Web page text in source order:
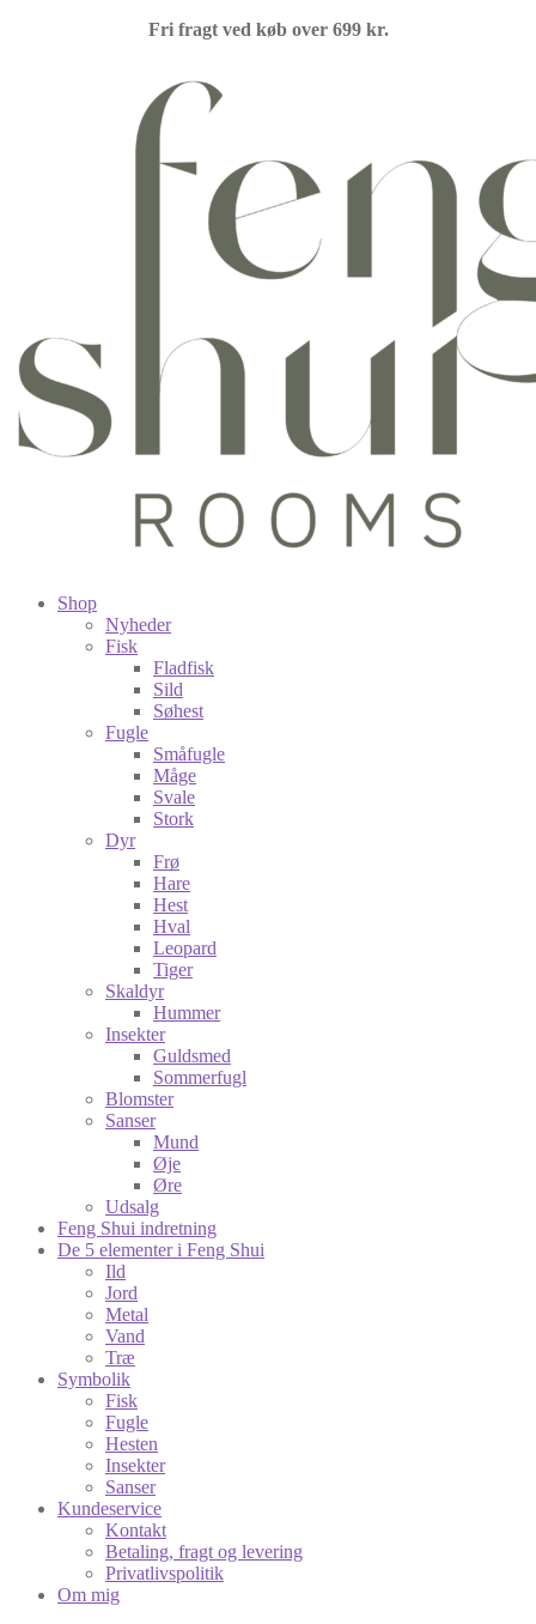
Fri fragt ved køb over 699 kr.
Shop
Nyheder
Fisk
Fladfisk
Sild
Søhest
Fugle
Småfugle
Måge
Svale
Stork
Dyr
Frø
Hare
Hest
Hval
Leopard
Tiger
Skaldyr
Hummer
Insekter
Guldsmed
Sommerfugl
Blomster
Sanser
Mund
Øje
Øre
Udsalg
Feng Shui indretning
De 5 elementer i Feng Shui
Ild
Jord
Metal
Vand
Træ
Symbolik
Fisk
Fugle
Hesten
Insekter
Sanser
Kundeservice
Kontakt
Betaling, fragt og levering
Privatlivspolitik
Om mig